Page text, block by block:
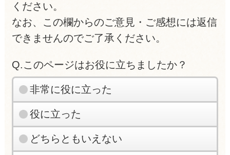
ください。
なお、この欄からのご意見・ご感想には返信
できませんのでご了承ください。
Q.このページはお役に立ちましたか？
非常に役に立った
役に立った
どちらともいえない